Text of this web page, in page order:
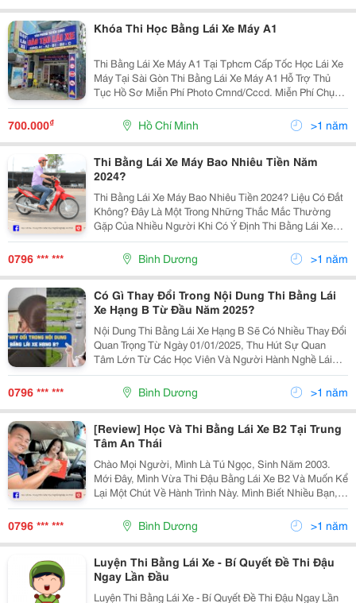
Khóa Thi Học Bằng Lái Xe Máy A1
Thi Bằng Lái Xe Máy A1 Tại Tphcm Cấp Tốc Học Lái Xe
Máy Tại Sài Gòn Thi Bằng Lái Xe Máy A1 Hỗ Trợ Thủ
Tục Hồ Sơ Miễn Phí Photo Cmnd/Cccd. Miễn Phí Chụp
Ảnh Thẻ 3X4, Siêu Đẹp Bằng App. Miễn Phí Khám Sức
Khỏe. Miễn Phí Thủ Tục Hồ Sơ...
700.000₫ Hồ Chí Minh >1 năm
Thi Bằng Lái Xe Máy Bao Nhiêu Tiền Năm
2024?
Thi Bằng Lái Xe Máy Bao Nhiêu Tiền 2024? Liệu Có Đắt
Không? Đây Là Một Trong Những Thắc Mắc Thường
Gặp Của Nhiều Người Khi Có Ý Định Thi Bằng Lái Xe
Máy. Để Giúp Bạn Nắm Rõ Hơn Về Chi Phí Thi Bằng Lái
Xe Máy Hạng A1, An Thái Đã Tổng Hợp Đầy Đủ Các...
0796 *** *** Bình Dương >1 năm
Có Gì Thay Đổi Trong Nội Dung Thi Bằng Lái
Xe Hạng B Từ Đầu Năm 2025?
Nội Dung Thi Bằng Lái Xe Hạng B Sẽ Có Nhiều Thay Đổi
Quan Trọng Từ Ngày 01/01/2025, Thu Hút Sự Quan
Tâm Lớn Từ Các Học Viên Và Người Hành Nghề Lái
Xe. Theo Dự Thảo Mới Của Bộ Giao Thông Vận Tải,
Những Điều Chỉnh Này Hứa Hẹn Nâng Cao Chất Lượng
0796 *** *** Bình Dương >1 năm
[Review] Học Và Thi Bằng Lái Xe B2 Tại Trung
Tâm An Thái
Chào Mọi Người, Mình Là Tú Ngọc, Sinh Năm 2003.
Mới Đây, Mình Vừa Thi Đậu Bằng Lái Xe B2 Và Muốn Kể
Lại Một Chút Về Hành Trình Này. Mình Biết Nhiều Bạn,
Đặc Biệt Là Các Bạn Nữ, Cũng Đang Phân Vân Không
Biết Học Lái Xe Có Khó Không Hay Chọn Trung Tâm...
0796 *** *** Bình Dương >1 năm
Luyện Thi Bằng Lái Xe - Bí Quyết Đề Thi Đậu
Ngay Lần Đầu
Luyện Thi Bằng Lái Xe - Bí Quyết Đề Thi Đậu Ngay Lần